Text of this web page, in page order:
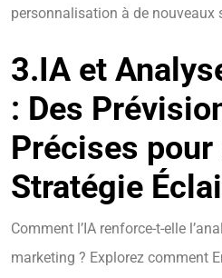
personnalisation à de nouveaux
3.IA et
: Des
Précises pour
Stratégie
Comment l’IA renforce-t-elle
marketing ? Explorez comment